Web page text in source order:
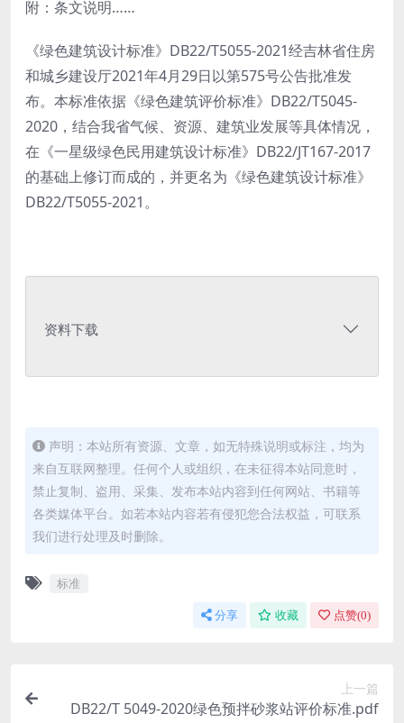
附：条文说明……
《绿色建筑设计标准》DB22/T5055-2021经吉林省住房
和城乡建设厅2021年4月29日以第575号公告批准发
布。本标准依据《绿色建筑评价标准》DB22/T5045-
2020，结合我省气候、资源、建筑业发展等具体情况，
在《一星级绿色民用建筑设计标准》DB22/JT167-2017
的基础上修订而成的，并更名为《绿色建筑设计标准》
DB22/T5055-2021。
资料下载
声明：本站所有资源、文章，如无特殊说明或标注，均为
来自互联网整理。任何个人或组织，在未征得本站同意时，
禁止复制、盗用、采集、发布本站内容到任何网站、书籍等
各类媒体平台。如若本站内容若有侵犯您合法权益，可联系
我们进行处理及时删除。
标准
分享 收藏 点赞(0)
上一篇
DB22/T 5049-2020绿色预拌砂浆站评价标准.pdf